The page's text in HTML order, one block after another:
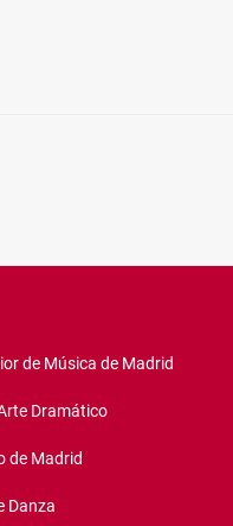
de Música de Madrid
Dramático
de Madrid
Danza